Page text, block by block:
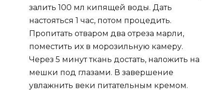
залить 100 мл кипящей воды. Дать
настояться 1 час, потом процедить.
Пропитать отваром два отреза марли,
поместить их в морозильную камеру.
Через 5 минут ткань достать, наложить на
мешки под глазами. В завершение
увлажнить веки питательным кремом.